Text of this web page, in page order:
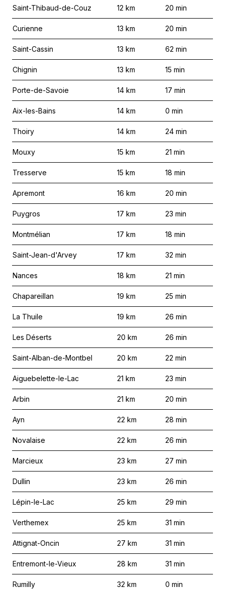
Saint-Thibaud-de-Couz 12 km 20 min
Curienne 13 km 20 min
Saint-Cassin 13 km 62 min
Chignin 13 km 15 min
Porte-de-Savoie 14 km 17 min
Aix-les-Bains 14 km 0 min
Thoiry 14 km 24 min
Mouxy 15 km 21 min
Tresserve 15 km 18 min
Apremont 16 km 20 min
Puygros 17 km 23 min
Montmélian 17 km 18 min
Saint-Jean-d'Arvey 17 km 32 min
Nances 18 km 21 min
Chapareillan 19 km 25 min
La Thuile 19 km 26 min
Les Déserts 20 km 26 min
Saint-Alban-de-Montbel 20 km 22 min
Aiguebelette-le-Lac 21 km 23 min
Arbin 21 km 20 min
Ayn 22 km 28 min
Novalaise 22 km 26 min
Marcieux 23 km 27 min
Dullin 23 km 26 min
Lépin-le-Lac 25 km 29 min
Verthemex 25 km 31 min
Attignat-Oncin 27 km 31 min
Entremont-le-Vieux 28 km 31 min
Rumilly 32 km 0 min